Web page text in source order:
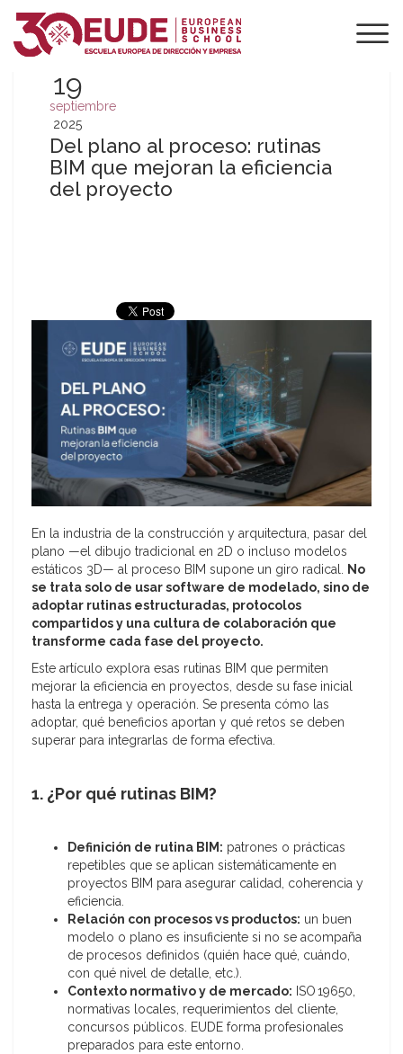
19
septiembre
2025
Del plano al proceso: rutinas
BIM que mejoran la eficiencia
del proyecto
En la industria de la construcción y arquitectura, pasar del
plano —el dibujo tradicional en 2D o incluso modelos
estáticos 3D— al proceso BIM supone un giro radical. No
se trata solo de usar software de modelado, sino de
adoptar rutinas estructuradas, protocolos
compartidos y una cultura de colaboración que
transforme cada fase del proyecto.
Este artículo explora esas rutinas BIM que permiten
mejorar la eficiencia en proyectos, desde su fase inicial
hasta la entrega y operación. Se presenta cómo las
adoptar, qué beneficios aportan y qué retos se deben
superar para integrarlas de forma efectiva.
1. ¿Por qué rutinas BIM?
Definición de rutina BIM: patrones o prácticas
repetibles que se aplican sistemáticamente en
proyectos BIM para asegurar calidad, coherencia y
eficiencia.
Relación con procesos vs productos: un buen
modelo o plano es insuficiente si no se acompaña
de procesos definidos (quién hace qué, cuándo,
con qué nivel de detalle, etc.).
Contexto normativo y de mercado: ISO 19650,
normativas locales, requerimientos del cliente,
concursos públicos. EUDE forma profesionales
preparados para este entorno.